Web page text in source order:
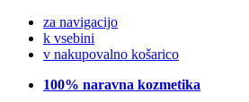
za navigacijo
k vsebini
v nakupovalno košarico
100% naravna kozmetika